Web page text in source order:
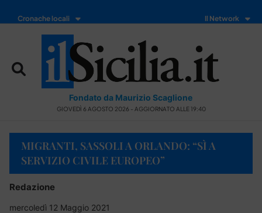
Cronache locali Il Network
Fondato da Maurizio Scaglione
GIOVEDÌ 6 AGOSTO 2026 - AGGIORNATO ALLE 19:40
MIGRANTI, SASSOLI A ORLANDO: “SÌ A
SERVIZIO CIVILE EUROPEO”
Redazione
mercoledì 12 Maggio 2021